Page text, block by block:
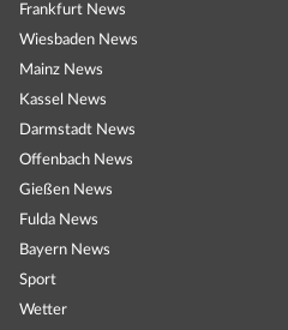
Frankfurt News
Wiesbaden News
Mainz News
Kassel News
Darmstadt News
Offenbach News
Gießen News
Fulda News
Bayern News
Sport
Wetter